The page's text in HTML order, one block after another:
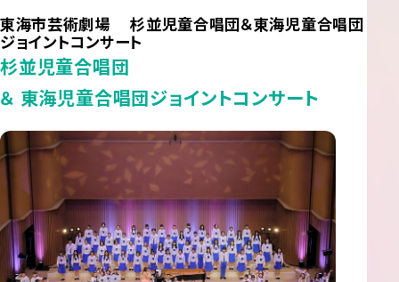
東海市芸術劇場 杉並児童合唱団＆東海児童合唱団
ジョイントコンサート
杉並児童合唱団
＆ 東海児童合唱団ジョイントコンサート